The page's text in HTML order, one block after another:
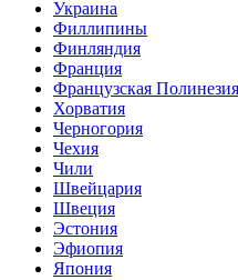
Украина
Филлипины
Финляндия
Франция
Французская Полинезия
Хорватия
Черногория
Чехия
Чили
Швейцария
Швеция
Эстония
Эфиопия
Япония